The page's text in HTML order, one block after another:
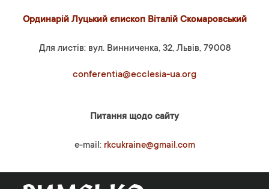
Ординарій Луцький єпископ Віталій Скомаровський
Для листів: вул. Винниченка, 32, Львів, 79008
conferentia@ecclesia-ua.org
Питання щодо сайту
e-mail: rkcukraine@gmail.com